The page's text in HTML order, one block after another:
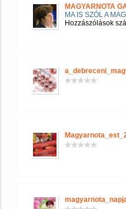
MAGYARNOTA
MA IS SZÓL A
Hozzászólások